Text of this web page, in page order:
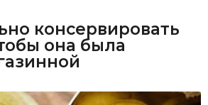
консервировать
она была